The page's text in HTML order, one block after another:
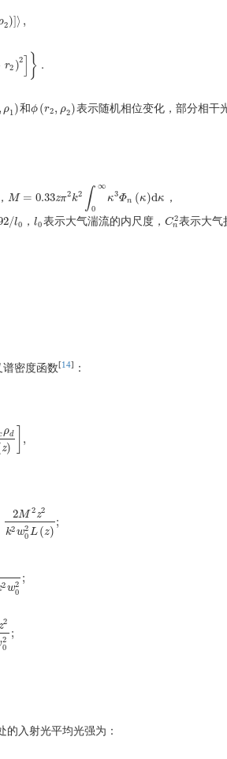
2)]⟩ ,
⟩,
r2 )2 } .
2]}.
, ρ1)
1) 和ϕ (r2, ρ2)
ϕ( r2,ρ 2)
表示随机相位变化，部分相干
M = 0.33zπ2 k2 ∫ ∞
0
M= 0.33zπ2k2∫0∞ κ3Φn (κ)dκ
κ3Φn (κ)dκ ，
/l0
l0 ，l0
l0表示大气湍流的内尺度， C2
n
Cn2表示大气
密度函数[14] ：
ρd
z)
,
]exp
2M 2z2
k2w2
0L (z)
;
2w02L(z);
2w2
0
;
z2−k 2
2
2
0
;
w0
的入射光平均光强为：